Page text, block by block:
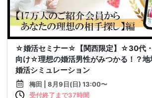
☆婚活セミナー☆【関西限定】☆30代
向け☆理想の婚活男性がみつかる！？地
婚活シミュレーション
梅田 | 8月9日(日) 13:00〜
受付終了まで37時間